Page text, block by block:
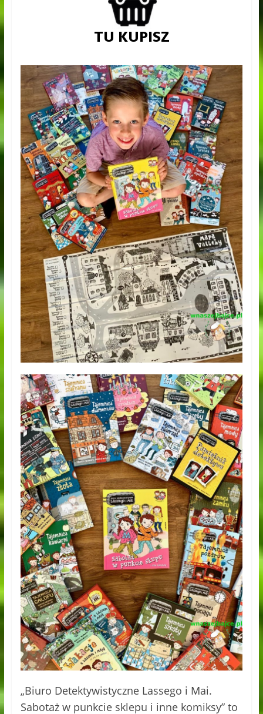
„Biuro Detektywistyczne Lassego i Mai.
Sabotaż w punkcie sklepu i inne komiksy” to